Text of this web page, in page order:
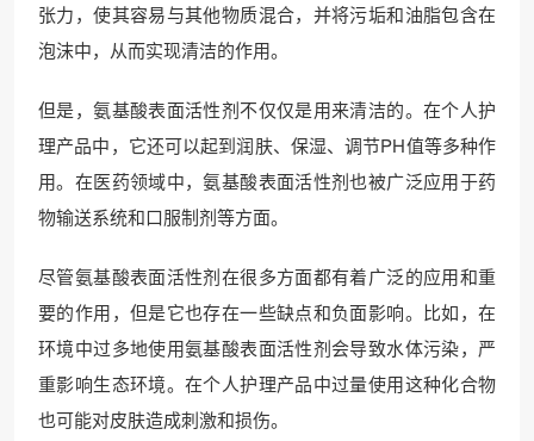
张力，使其容易与其他物质混合，并将污垢和油脂包含在
泡沫中，从而实现清洁的作用。
但是，氨基酸表面活性剂不仅仅是用来清洁的。在个人护
理产品中，它还可以起到润肤、保湿、调节PH值等多种作
用。在医药领域中，氨基酸表面活性剂也被广泛应用于药
物输送系统和口服制剂等方面。
尽管氨基酸表面活性剂在很多方面都有着广泛的应用和重
要的作用，但是它也存在一些缺点和负面影响。比如，在
环境中过多地使用氨基酸表面活性剂会导致水体污染，严
重影响生态环境。在个人护理产品中过量使用这种化合物
也可能对皮肤造成刺激和损伤。